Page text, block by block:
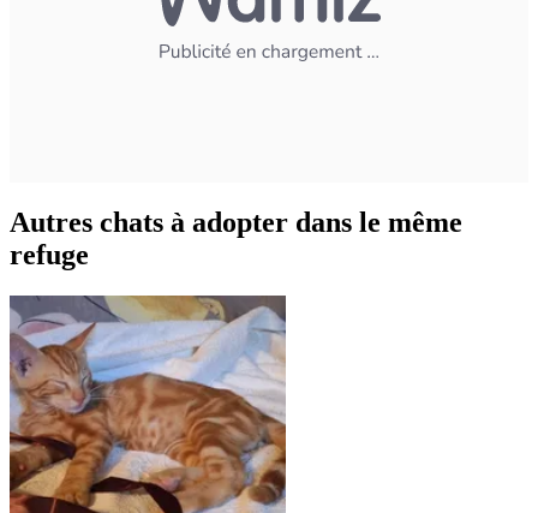
Autres chats à adopter dans le même
refuge